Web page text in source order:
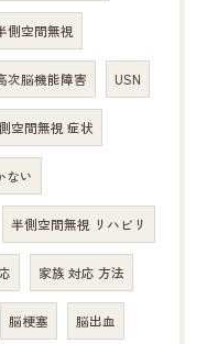
側空間無視
次脳機能障害 USN
空間無視 症状
ない
半側空間無視 リハビリ
家族 対応 方法
脳梗塞 脳出血